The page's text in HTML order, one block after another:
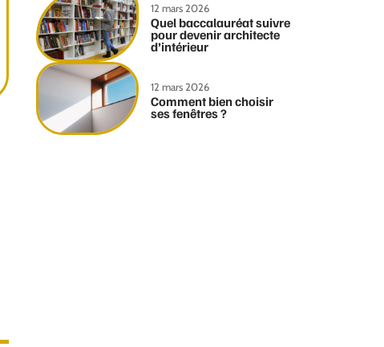
12 mars 2026
Quel baccalauréat suivre
pour devenir architecte
d’intérieur
12 mars 2026
Comment bien choisir
ses fenêtres ?